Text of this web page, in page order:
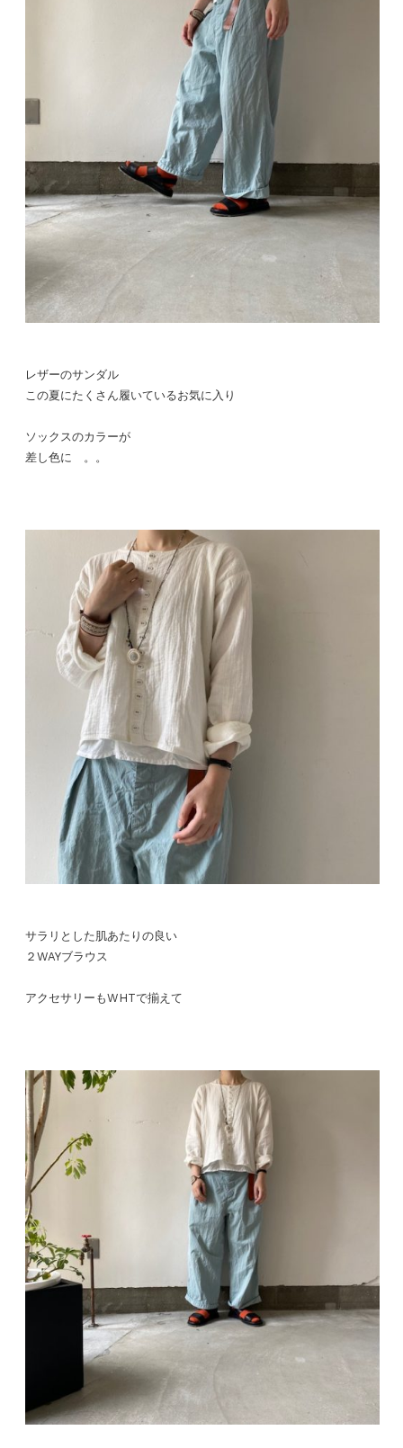
レザーのサンダル
この夏にたくさん履いているお気に入り
ソックスのカラーが
差し色に 。。
サラリとした肌あたりの良い
２WAYブラウス
アクセサリーもWHTで揃えて